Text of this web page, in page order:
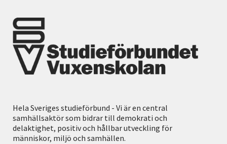
Hela Sveriges studieförbund - Vi är en central
samhällsaktör som bidrar till demokrati och
delaktighet, positiv och hållbar utveckling för
människor, miljö och samhällen.